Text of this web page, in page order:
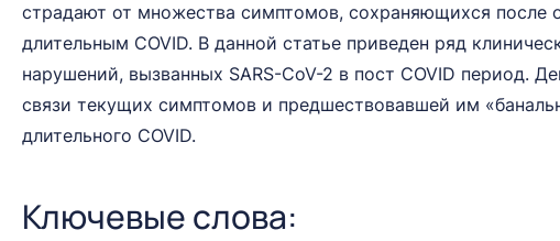
страдают от множества симптомов, сохраняющихся после
длительным COVID. В данной статье приведен ряд
нарушений, вызванных SARS-CoV-2 в пост COVID период.
связи текущих симптомов и предшествовавшей им
длительного COVID.
Ключевые слова: